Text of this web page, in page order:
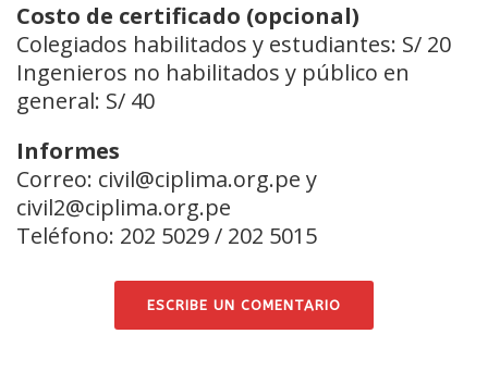
Costo de certificado (opcional)
Colegiados habilitados y estudiantes: S/ 20
Ingenieros no habilitados y público en
general: S/ 40
Informes
Correo: civil@ciplima.org.pe y
civil2@ciplima.org.pe
Teléfono: 202 5029 / 202 5015
ESCRIBE UN COMENTARIO